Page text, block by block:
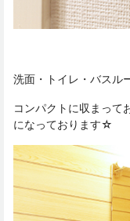
洗面・トイレ・バスル
コンパクトに収まって
になっております☆